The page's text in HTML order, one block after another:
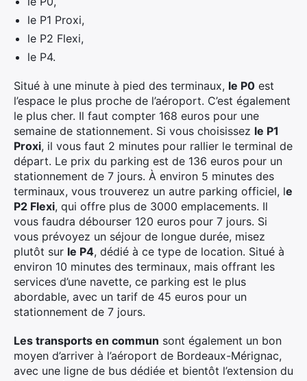
le P1 Proxi,
le P2 Flexi,
le P4.
Situé à une minute à pied des terminaux, le P0 est
l’espace le plus proche de l’aéroport. C’est également
le plus cher. Il faut compter 168 euros pour une
semaine de stationnement. Si vous choisissez le P1
Proxi, il vous faut 2 minutes pour rallier le terminal de
départ. Le prix du parking est de 136 euros pour un
stationnement de 7 jours. À environ 5 minutes des
terminaux, vous trouverez un autre parking officiel, le
P2 Flexi, qui offre plus de 3000 emplacements. Il
vous faudra débourser 120 euros pour 7 jours. Si
vous prévoyez un séjour de longue durée, misez
plutôt sur le P4, dédié à ce type de location. Situé à
environ 10 minutes des terminaux, mais offrant les
services d’une navette, ce parking est le plus
abordable, avec un tarif de 45 euros pour un
stationnement de 7 jours.
Les transports en commun sont également un bon
moyen d’arriver à l’aéroport de Bordeaux-Mérignac,
avec une ligne de bus dédiée et bientôt l’extension du